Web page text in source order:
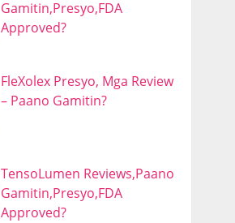
Gamitin,Presyo,FDA
Approved?
FleXolex Presyo, Mga Review
– Paano Gamitin?
TensoLumen Reviews,Paano
Gamitin,Presyo,FDA
Approved?